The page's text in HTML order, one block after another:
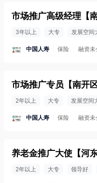
市场推广高级经理 【
3年以上 大专 发展空间
中国人寿 保险 融资未
市场推广专员 【南开
2年以上 大专 发展空间
中国人寿 保险 融资未
养老金推广大使 【河
2年以上 大专 领导好